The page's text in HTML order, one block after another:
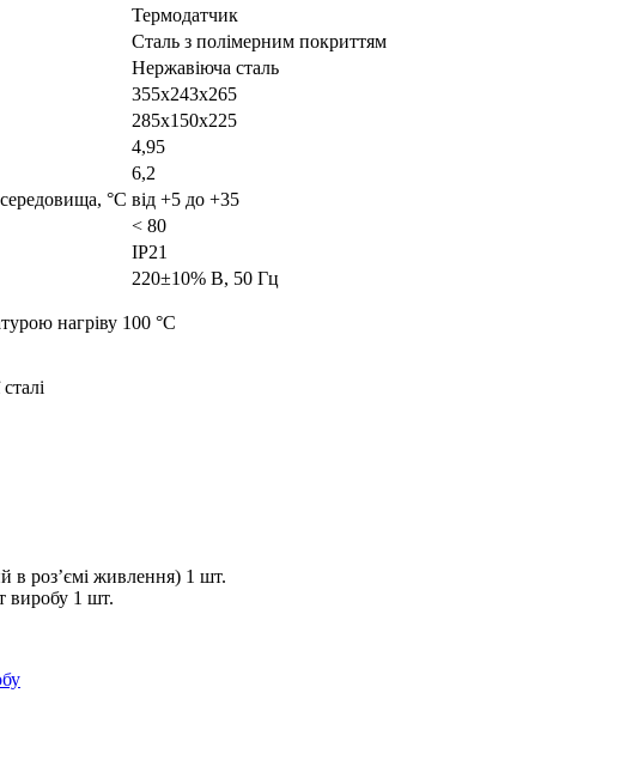
Термодатчик
Сталь з полімерним покриттям
Нержавіюча сталь
355х243х265
285х150х225
4,95
6,2
°С від +5 до +35
< 80
IP21
220±10% В, 50 Гц
нагріву 100 °С
в роз’ємі живлення) 1 шт.
виробу 1 шт.